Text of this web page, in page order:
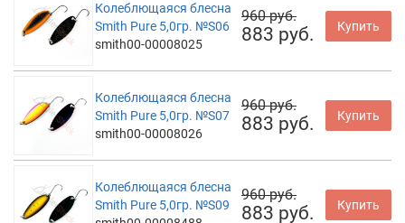
Колеблющаяся блесна
Smith Pure 5,0гр. №S06
smith00-00008025
960 руб.
883 руб. Купить
Колеблющаяся блесна
Smith Pure 5,0гр. №S07
smith00-00008026
960 руб.
883 руб. Купить
Колеблющаяся блесна
Smith Pure 5,0гр. №S09
960 руб.
883 руб. Купить